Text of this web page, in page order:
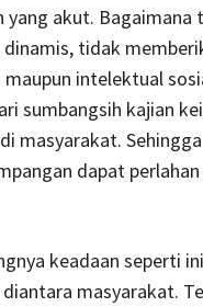
yang akut. Bagaimana
dinamis, tidak
intelektual
sumbangsih kajian
masyarakat. Sehingga
dapat
keadaan seperti
masyarakat.